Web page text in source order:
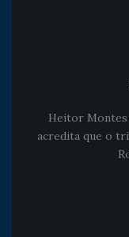
Heitor Montes
acredita que o